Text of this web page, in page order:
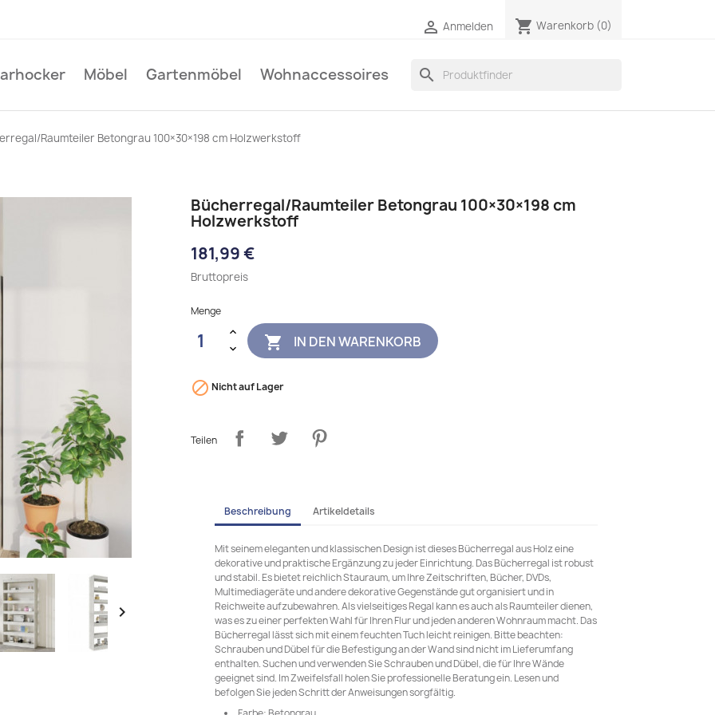
 Anmelden shopping_cart Warenkorb (0)
Möbel Gartenmöbel Wohnaccessoires search
Raumteiler Betongrau 100×30×198 cm Holzwerkstoff

Bücherregal/Raumteiler Betongrau 100×30×198 cm
Holzwerkstoff
181,99 €
Bruttopreis
Menge
 IN DEN WARENKORB
 Nicht auf Lager
Teilen
Beschreibung Artikeldetails
Mit seinem eleganten und klassischen Design ist dieses Bücherregal aus Holz eine
dekorative und praktische Ergänzung zu jeder Einrichtung. Das Bücherregal ist robust
und stabil. Es bietet reichlich Stauraum, um Ihre Zeitschriften, Bücher, DVDs,
Multimediageräte und andere dekorative Gegenstände gut organisiert und in
Reichweite aufzubewahren. Als vielseitiges Regal kann es auch als Raumteiler dienen,
was es zu einer perfekten Wahl für Ihren Flur und jeden anderen Wohnraum macht. Das
Bücherregal lässt sich mit einem feuchten Tuch leicht reinigen. Bitte beachten:
Schrauben und Dübel für die Befestigung an der Wand sind nicht im Lieferumfang
enthalten. Suchen und verwenden Sie Schrauben und Dübel, die für Ihre Wände
geeignet sind. Im Zweifelsfall holen Sie professionelle Beratung ein. Lesen und
befolgen Sie jeden Schritt der Anweisungen sorgfältig.